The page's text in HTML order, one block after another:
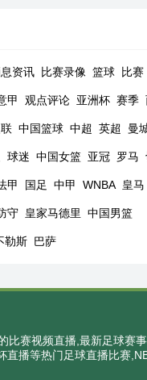
资讯 比赛录像 篮球 比赛
甲 观点评论 亚洲杯 赛季
中国篮球 中超 英超 曼
球迷 中国女篮 亚冠 罗马
甲 国足 中甲 WNBA 皇马
守 皇家马德里 中国男篮
勒斯 巴萨
比赛视频直播,最新足球赛
播等热门足球直播比赛